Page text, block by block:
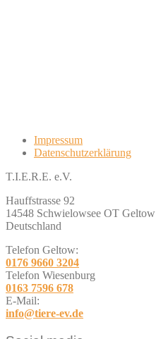
Impressum
Datenschutzerklärung
T.I.E.R.E. e.V.
Hauffstrasse 92
14548 Schwielowsee OT Geltow
Deutschland
Telefon Geltow:
0176 9660 3204
Telefon Wiesenburg
0163 7596 678
E-Mail:
info@tiere-ev.de